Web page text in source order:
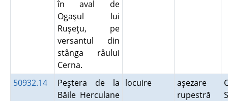
în aval de
Ogaşul lui
Ruşeţu, pe
versantul din
stânga râului
Cerna.
50932.14
Peştera de la
Băile Herculane
locuire
aşezare
rupestră